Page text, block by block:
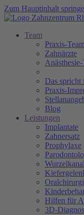
Zum Hauptinhalt
Team
Praxis-Team
Zahnärzte
Anästhesie-
Das spricht
Praxis-
Blog
Leistungen
Implantate
Zahnersatz
Prophylaxe
Hilfen für
3D-